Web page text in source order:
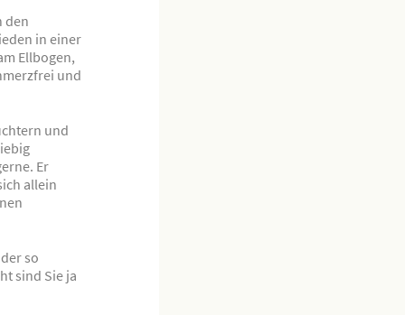
den
in einer
Ellbogen,
und
und
Er
allein
so
sind Sie ja